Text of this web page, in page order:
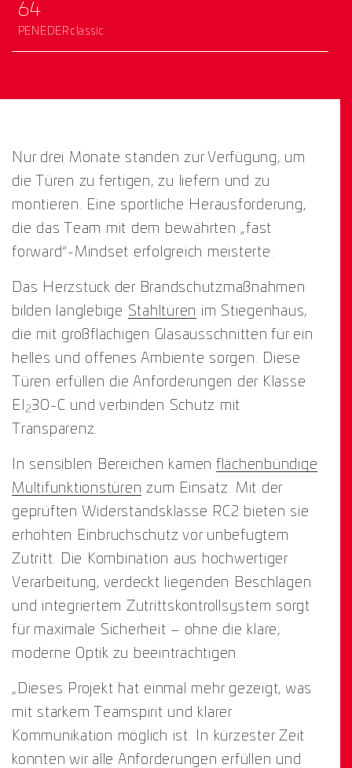
64
PENEDERclassic
Nur drei Monate standen zur Verfügung, um
die Türen zu fertigen, zu liefern und zu
montieren. Eine sportliche Herausforderung,
die das Team mit dem bewährten „fast
forward“-Mindset erfolgreich meisterte.
Das Herzstück der Brandschutzmaßnahmen
bilden langlebige Stahltüren im Stiegenhaus,
die mit großflächigen Glasausschnitten für ein
helles und offenes Ambiente sorgen. Diese
Türen erfüllen die Anforderungen der Klasse
EI 230-C und verbinden Schutz mit
Transparenz.
In sensiblen Bereichen kamen flächenbündige
Multifunktionstüren zum Einsatz. Mit der
geprüften Widerstandsklasse RC2 bieten sie
erhöhten Einbruchschutz vor unbefugtem
Zutritt. Die Kombination aus hochwertiger
Verarbeitung, verdeckt liegenden Beschlägen
und integriertem Zutrittskontrollsystem sorgt
für maximale Sicherheit – ohne die klare,
moderne Optik zu beeinträchtigen.
„Dieses Projekt hat einmal mehr gezeigt, was
mit starkem Teamspirit und klarer
Kommunikation möglich ist. In kürzester Zeit
konnten wir alle Anforderungen erfüllen und